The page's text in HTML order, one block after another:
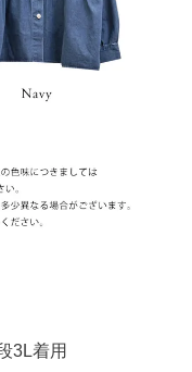
3L着用